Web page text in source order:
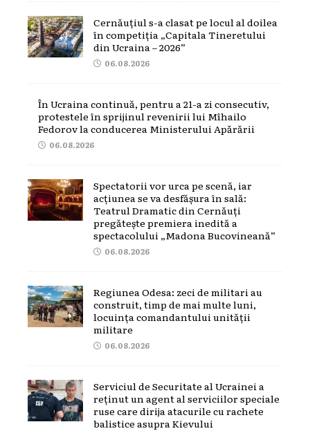
Cernăuțiul s-a clasat pe locul al doilea
în competiția „Capitala Tineretului
din Ucraina – 2026”
06.08.2026
În Ucraina continuă, pentru a 21-a zi consecutiv,
protestele în sprijinul revenirii lui Mîhailo
Fedorov la conducerea Ministerului Apărării
06.08.2026
Spectatorii vor urca pe scenă, iar
acțiunea se va desfășura în sală:
Teatrul Dramatic din Cernăuți
pregătește premiera inedită a
spectacolului „Madona Bucovineană”
06.08.2026
Regiunea Odesa: zeci de militari au
construit, timp de mai multe luni,
locuința comandantului unității
militare
06.08.2026
Serviciul de Securitate al Ucrainei a
reținut un agent al serviciilor speciale
ruse care dirija atacurile cu rachete
balistice asupra Kievului